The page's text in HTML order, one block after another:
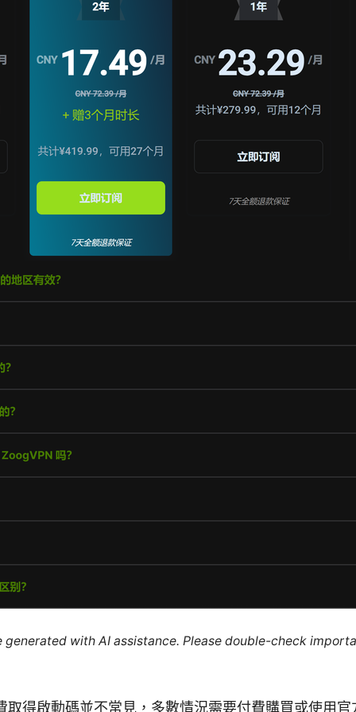
with AI assistance. Please double-check
取得啟動碼並不常見，多數情況需要付費購買或使用官